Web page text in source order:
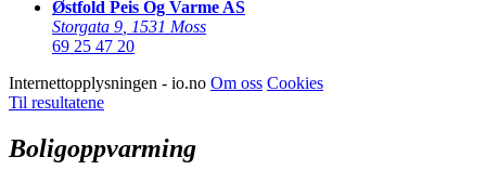
Østfold Peis Og Varme AS
Storgata 9 1531 Moss
69 25 47 20
Internettopplysningen - io.no Om oss Cookies
Til resultatene
Boligoppvarming